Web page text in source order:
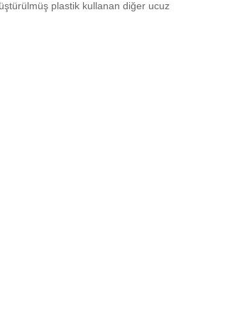
plastik kullanan diğer ucuz